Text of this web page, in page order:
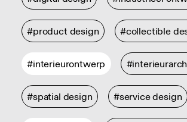
#product design #collectible
#interieurontwerp
#spatial design #service design